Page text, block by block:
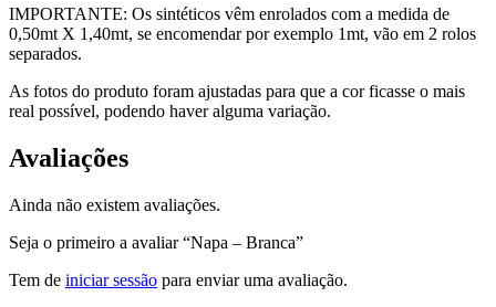
IMPORTANTE: Os sintéticos vêm enrolados com a medida de
0,50mt X 1,40mt, se encomendar por exemplo 1mt, vão em 2 rolos
separados.
As fotos do produto foram ajustadas para que a cor ficasse o mais
real possível, podendo haver alguma variação.
Avaliações
Ainda não existem avaliações.
Seja o primeiro a avaliar “Napa – Branca”
Tem de iniciar sessão para enviar uma avaliação.